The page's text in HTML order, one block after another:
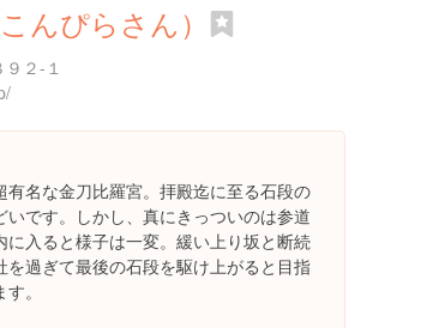
んぴらさん）
２-１
名な金刀比羅宮。拝殿迄に至る石段の
いです。しかし、真にきっついのは参道
入ると様子は一変。緩い上り坂と断続
を過ぎて最後の石段を駆け上がると目指
。